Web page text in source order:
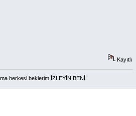
Kayıtlı
herkesi beklerim İZLEYİN BENİ